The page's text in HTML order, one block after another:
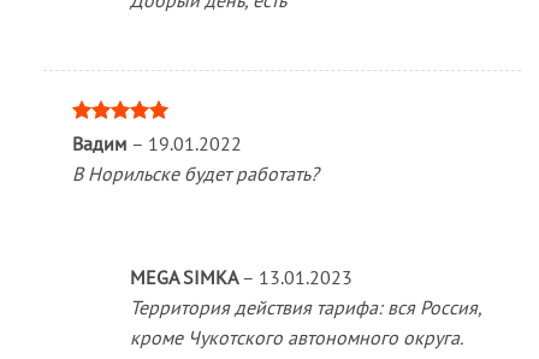
Оценка
5
из 5
Вадим – 19.01.2022
В Норильске будет работать?
MEGA SIMKA – 13.01.2023
Территория действия тарифа: вся Россия,
кроме Чукотского автономного округа.